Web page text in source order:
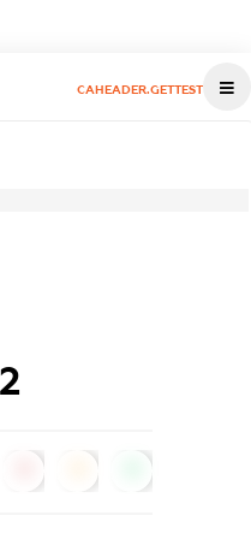
CAHEADER.GETTEST